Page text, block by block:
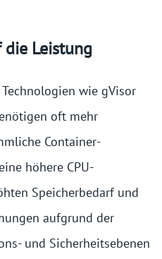
die Leistung
Technologien wie gVisor
oft mehr
Container-
höhere CPU-
Speicherbedarf und
aufgrund der
und Sicherheitsebenen